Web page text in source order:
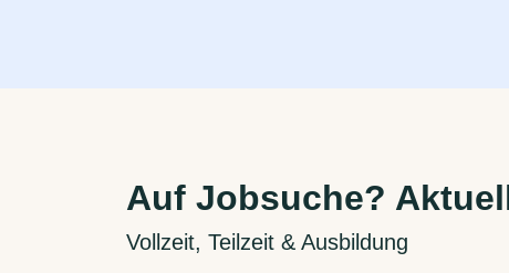
Auf Jobsuche?
Vollzeit, Teilzeit & Ausbildung